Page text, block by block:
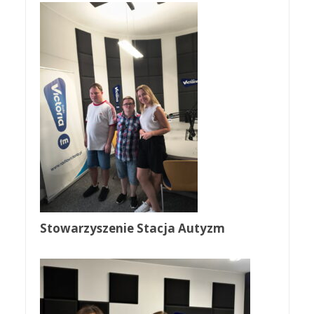
Stowarzyszenie Stacja Autyzm